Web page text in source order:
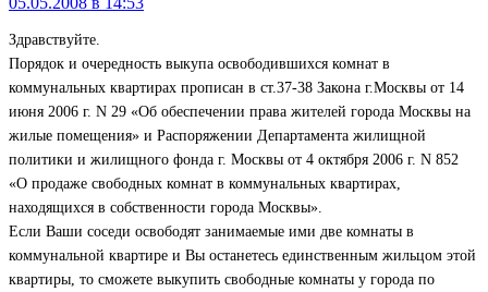
Здравствуйте.
Порядок и очередность выкупа освободившихся комнат в
коммунальных квартирах прописан в ст.37-38 Закона г.Москвы от 14
июня 2006 г. N 29 «Об обеспечении права жителей города Москвы на
жилые помещения» и Распоряжении Департамента жилищной
политики и жилищного фонда г. Москвы от 4 октября 2006 г. N 852
«О продаже свободных комнат в коммунальных квартирах,
находящихся в собственности города Москвы».
Если Ваши соседи освободят занимаемые ими две комнаты в
коммунальной квартире и Вы останетесь единственным жильцом этой
квартиры, то сможете выкупить свободные комнаты у города по